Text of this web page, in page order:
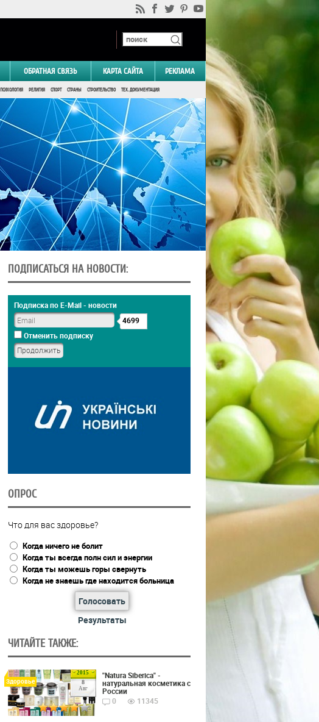
ОБРАТНАЯ СВЯЗЬ КАРТА САЙТА РЕКЛАМА
ПСИХОЛОГИЯ РЕЛИГИЯ СПОРТ СТРАНЫ СТРОИТЕЛЬСТВО ТЕХ. ДОКУМЕНТАЦИЯ
ПОДПИСАТЬСЯ НА НОВОСТИ:
Подписка по E-Mail - новости
4699
Отменить подписку
ОПРОС
Что для вас здоровье?
Когда ничего не болит
Когда ты всегда полн сил и энергии
Когда ты можешь горы свернуть
Когда не знаешь где находится больница
Голосовать
Результаты
ЧИТАЙТЕ ТАКЖЕ:
2015
8
Авг
Здоровье
"Natura Siberica" -
натуральная косметика с
России
0
11345